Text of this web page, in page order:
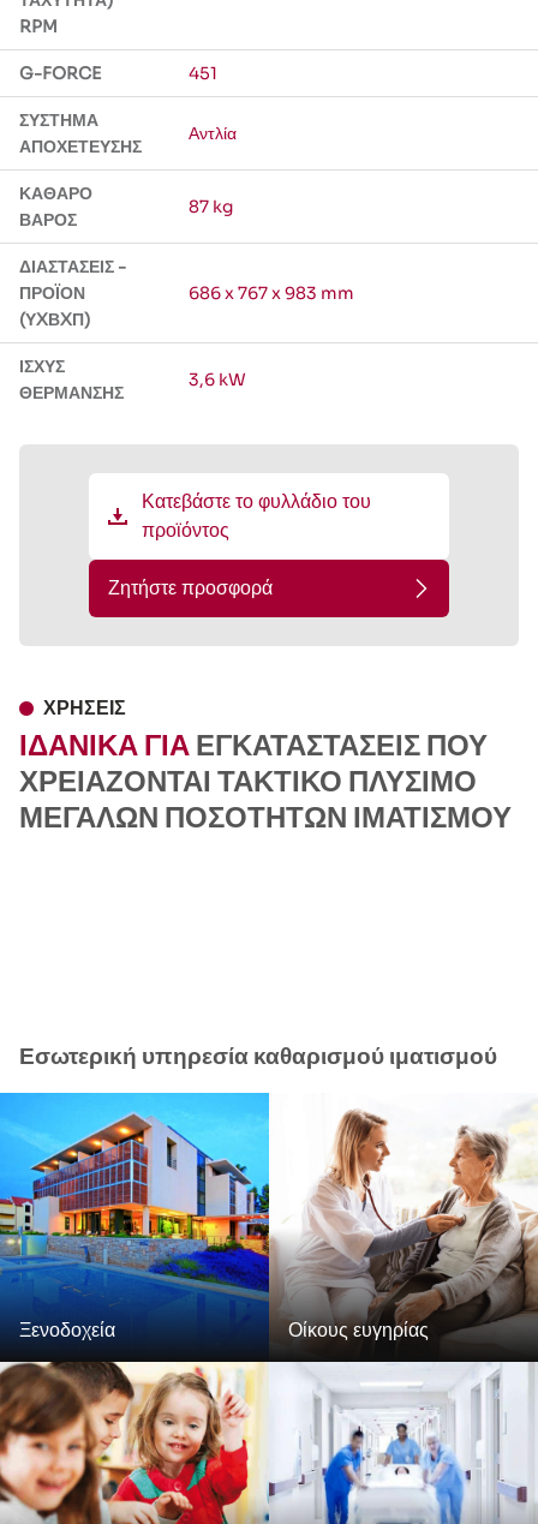
RPM
G-FORCE 451
ΣΎΣΤΗΜΑ
ΑΠΟΧΈΤΕΥΣΗΣ
Αντλία
ΚΑΘΑΡΌ
ΒΆΡΟΣ
87 kg
ΔΙΑΣΤΆΣΕΙΣ -
ΠΡΟΪΌΝ
(ΥXΒXΠ)
686 x 767 x 983 mm
ΙΣΧΎΣ
ΘΈΡΜΑΝΣΗΣ
3,6 kW
Κατεβάστε το φυλλάδιο του
προϊόντος
Ζητήστε προσφορά
ΧΡΉΣΕΙΣ
ΙΔΑΝΙΚΑ ΓΙΑ ΕΓΚΑΤΑΣΤΆΣΕΙΣ ΠΟΥ
ΧΡΕΙΆΖΟΝΤΑΙ ΤΑΚΤΙΚΌ ΠΛΎΣΙΜΟ
ΜΕΓΆΛΩΝ ΠΟΣΟΤΉΤΩΝ ΙΜΑΤΙΣΜΟΎ
Εσωτερική υπηρεσία καθαρισμού ιματισμού
Ξενοδοχεία Οίκους ευγηρίας